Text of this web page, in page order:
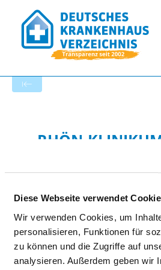
Diese Webseite verwendet
Wir verwenden Cookies, um
personalisieren, Funktionen für
zu können und die Zugriffe auf
analysieren. Außerdem geben wir
RHÖN-